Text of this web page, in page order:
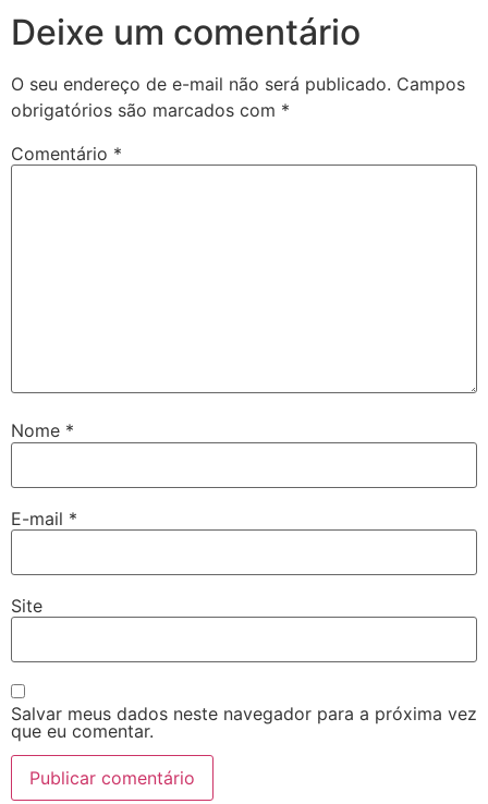
Deixe um comentário
O seu endereço de e-mail não será publicado. Campos
obrigatórios são marcados com *
Comentário *
Nome *
E-mail *
Site
Salvar meus dados neste navegador para a próxima vez
que eu comentar.